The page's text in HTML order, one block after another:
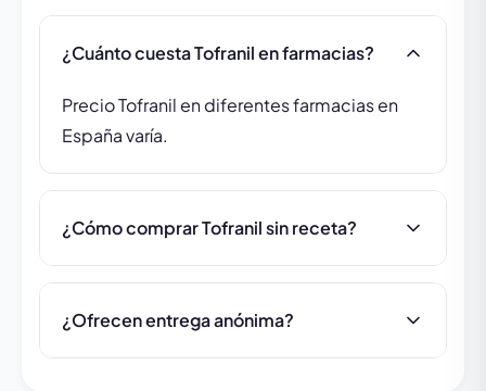
¿Cuánto cuesta Tofranil en farmacias?
Precio Tofranil en diferentes farmacias en
España varía.
¿Cómo comprar Tofranil sin receta?
¿Ofrecen entrega anónima?